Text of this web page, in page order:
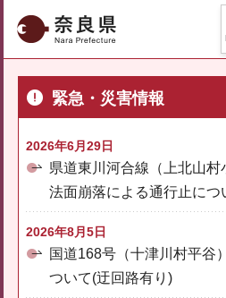
奈良県
緊急・災害情報
2026年6月29日
県道東川河合線（上北山
法面崩落による通行止につ
2026年8月5日
国道168号（十津川村平谷
ついて(迂回路有り)